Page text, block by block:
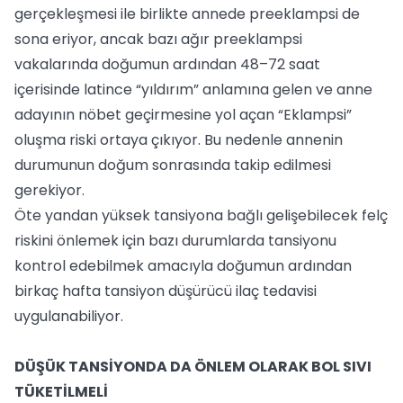
gerçekleşmesi ile birlikte annede preeklampsi de
sona eriyor, ancak bazı ağır preeklampsi
vakalarında doğumun ardından 48–72 saat
içerisinde latince “yıldırım” anlamına gelen ve anne
adayının nöbet geçirmesine yol açan “Eklampsi”
oluşma riski ortaya çıkıyor. Bu nedenle annenin
durumunun doğum sonrasında takip edilmesi
gerekiyor.
Öte yandan yüksek tansiyona bağlı gelişebilecek felç
riskini önlemek için bazı durumlarda tansiyonu
kontrol edebilmek amacıyla doğumun ardından
birkaç hafta tansiyon düşürücü ilaç tedavisi
uygulanabiliyor.
DÜŞÜK TANSİYONDA DA ÖNLEM OLARAK BOL SIVI
TÜKETİLMELİ